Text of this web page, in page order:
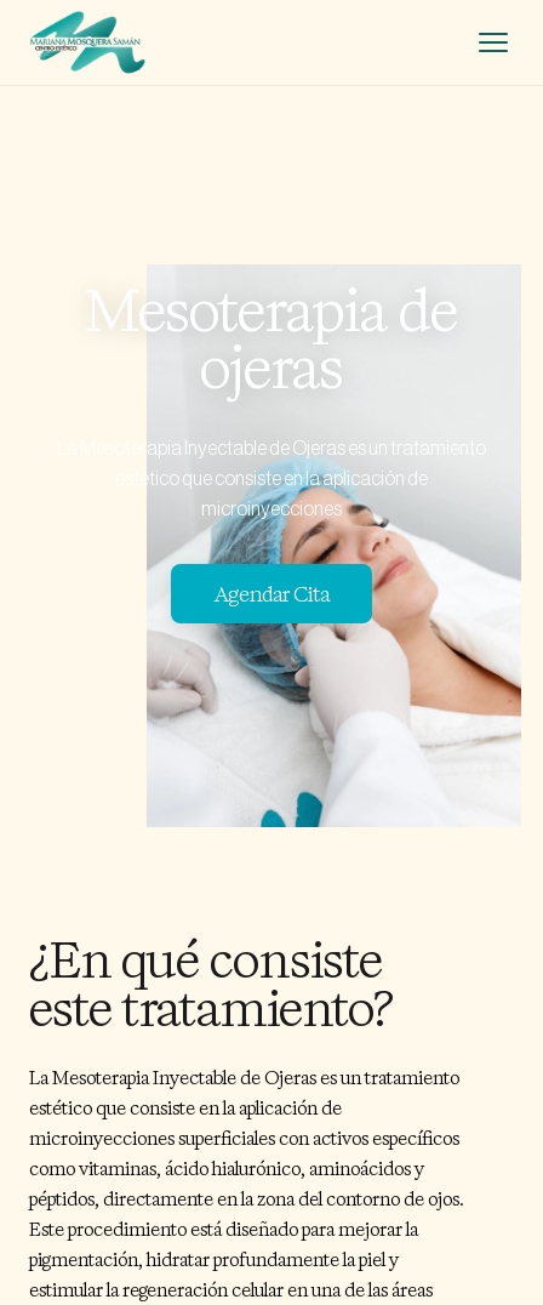
Nosotros
Contacto
Mesoterapia de
ojeras
La Mesoterapia Inyectable de Ojeras es un tratamiento
estético que consiste en la aplicación de
microinyecciones
Agendar Cita
¿En qué consiste
este tratamiento?
La Mesoterapia Inyectable de Ojeras es un tratamiento
estético que consiste en la aplicación de
microinyecciones superficiales con activos específicos
como vitaminas, ácido hialurónico, aminoácidos y
péptidos, directamente en la zona del contorno de ojos.
Este procedimiento está diseñado para mejorar la
pigmentación, hidratar profundamente la piel y
estimular la regeneración celular en una de las áreas